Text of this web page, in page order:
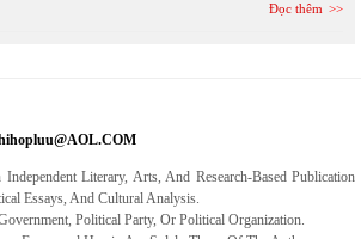
Đọc thêm
Literary, Arts, And Research-Based Publication
Essays, And Cultural Analysis.
Political Party, Or Political Organization.